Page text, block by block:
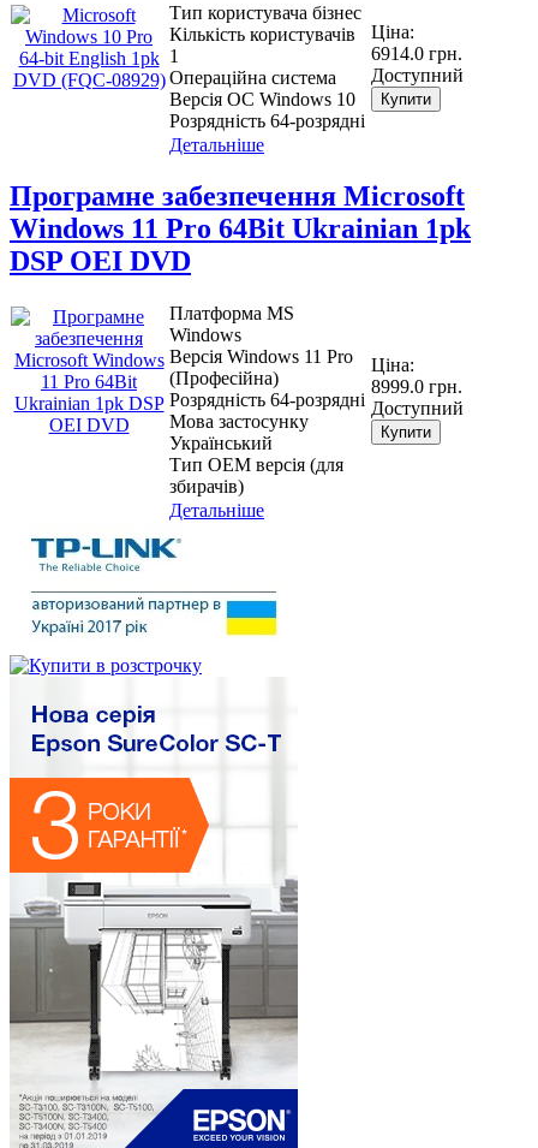
Тип користувача бізнес
Кількість користувачів
1
Операційна система
Версія ОС Windows 10
Розрядність 64-розрядні
Ціна:
6914.0 грн.
Доступний
Купити
Детальніше
Програмне забезпечення Microsoft
Windows 11 Pro 64Bit Ukrainian 1pk
DSP OEI DVD
Платформа MS
Windows
Версія Windows 11 Pro
(Професійна)
Розрядність 64-розрядні
Мова застосунку
Український
Тип ОЕМ версія (для
збирачів)
Ціна:
8999.0 грн.
Доступний
Купити
Детальніше